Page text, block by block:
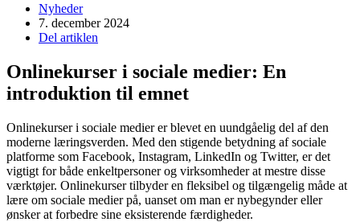
Nyheder
7. december 2024
Del artiklen
Onlinekurser i sociale medier: En
introduktion til emnet
Onlinekurser i sociale medier er blevet en uundgåelig del af den
moderne læringsverden. Med den stigende betydning af sociale
platforme som Facebook, Instagram, LinkedIn og Twitter, er det
vigtigt for både enkeltpersoner og virksomheder at mestre disse
værktøjer. Onlinekurser tilbyder en fleksibel og tilgængelig måde at
lære om sociale medier på, uanset om man er nybegynder eller
ønsker at forbedre sine eksisterende færdigheder.